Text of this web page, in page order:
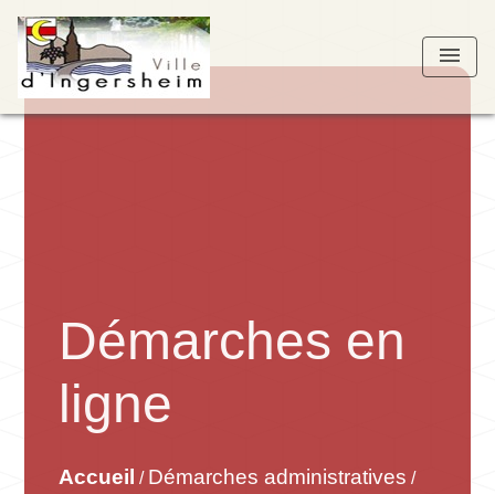
menu
Démarches en
ligne
Accueil / Démarches administratives /